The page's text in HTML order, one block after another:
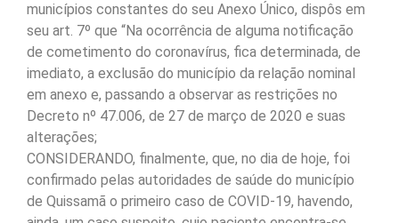
municípios constantes do seu Anexo Único, dispôs em
seu art. 7º que “Na ocorrência de alguma notificação
de cometimento do coronavírus, fica determinada, de
imediato, a exclusão do município da relação nominal
em anexo e, passando a observar as restrições no
Decreto nº 47.006, de 27 de março de 2020 e suas
alterações;
CONSIDERANDO, finalmente, que, no dia de hoje, foi
confirmado pelas autoridades de saúde do município
de Quissamã o primeiro caso de COVID-19, havendo,